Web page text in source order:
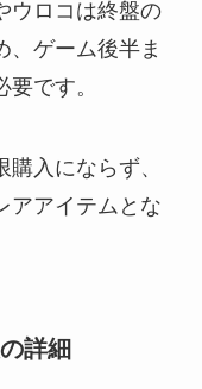
ウロコは終盤の
、ゲーム後半ま
です。
入にならず、
アアイテムとな
詳細